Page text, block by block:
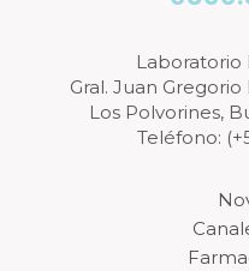
Laboratorio
Gral. Juan
Los Polvorines,
Teléfono: